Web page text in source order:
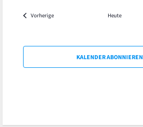
VorherigeVeranstaltungen Heute
KALENDER ABONNIEREN